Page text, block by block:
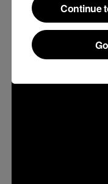
Continue
Continue
■画面イメージ